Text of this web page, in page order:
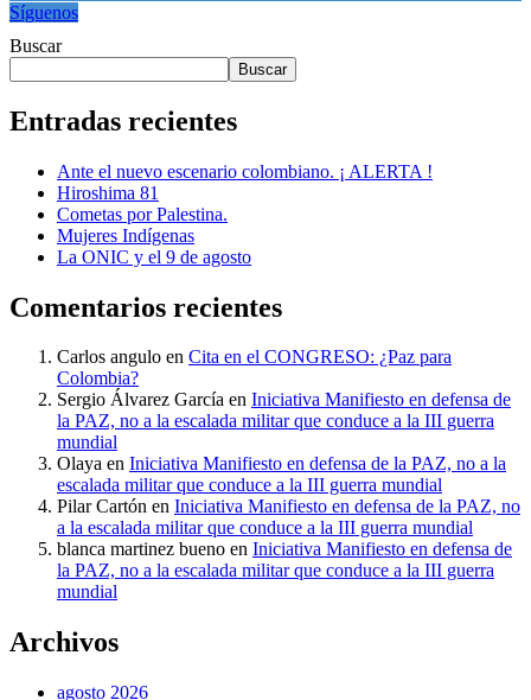
Síguenos
Buscar
Buscar
Entradas recientes
Ante el nuevo escenario colombiano. ¡ ALERTA !
Hiroshima 81
Cometas por Palestina.
Mujeres Indígenas
La ONIC y el 9 de agosto
Comentarios recientes
Carlos angulo en Cita en el CONGRESO: ¿Paz para
Colombia?
Sergio Álvarez García en Iniciativa Manifiesto en defensa de
la PAZ, no a la escalada militar que conduce a la III guerra
mundial
Olaya en Iniciativa Manifiesto en defensa de la PAZ, no a la
escalada militar que conduce a la III guerra mundial
Pilar Cartón en Iniciativa Manifiesto en defensa de la PAZ, no
a la escalada militar que conduce a la III guerra mundial
blanca martinez bueno en Iniciativa Manifiesto en defensa de
la PAZ, no a la escalada militar que conduce a la III guerra
mundial
Archivos
agosto 2026